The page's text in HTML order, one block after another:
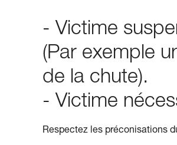
- Victime
(Par exemple
de la chute).
- Victime
Respectez les préconisations